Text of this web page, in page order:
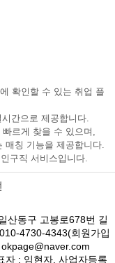
확인할 수 있는 취업 플
간으로 제공합니다.
르게 찾을 수 있으며,
매칭 기능을 제공합니다.
구직 서비스입니다.
산동구 고봉로678번 길
4730-4343(회원가입
자 : 임현자, 사업자등록